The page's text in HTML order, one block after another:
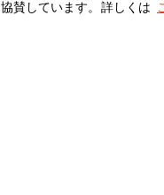
賛しています。詳しくは